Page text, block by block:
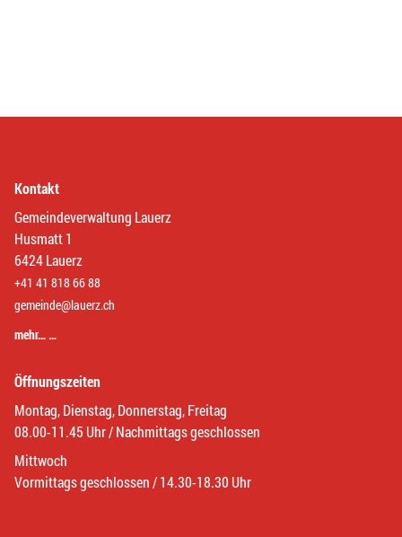
Kontakt
Gemeindeverwaltung Lauerz
Husmatt 1
6424 Lauerz
+41 41 818 66 88
gemeinde@lauerz.ch
mehr… …
Öffnungszeiten
Montag, Dienstag, Donnerstag, Freitag
08.00-11.45 Uhr / Nachmittags geschlossen
Mittwoch
Vormittags geschlossen / 14.30-18.30 Uhr